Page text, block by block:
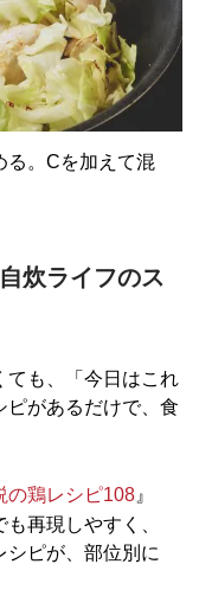
。Cを加えて混
炊ライフのス
も、「今日はこれ
ピがあるだけで、食
鶏レシピ108 』
再現しやすく、
シピが、部位別に